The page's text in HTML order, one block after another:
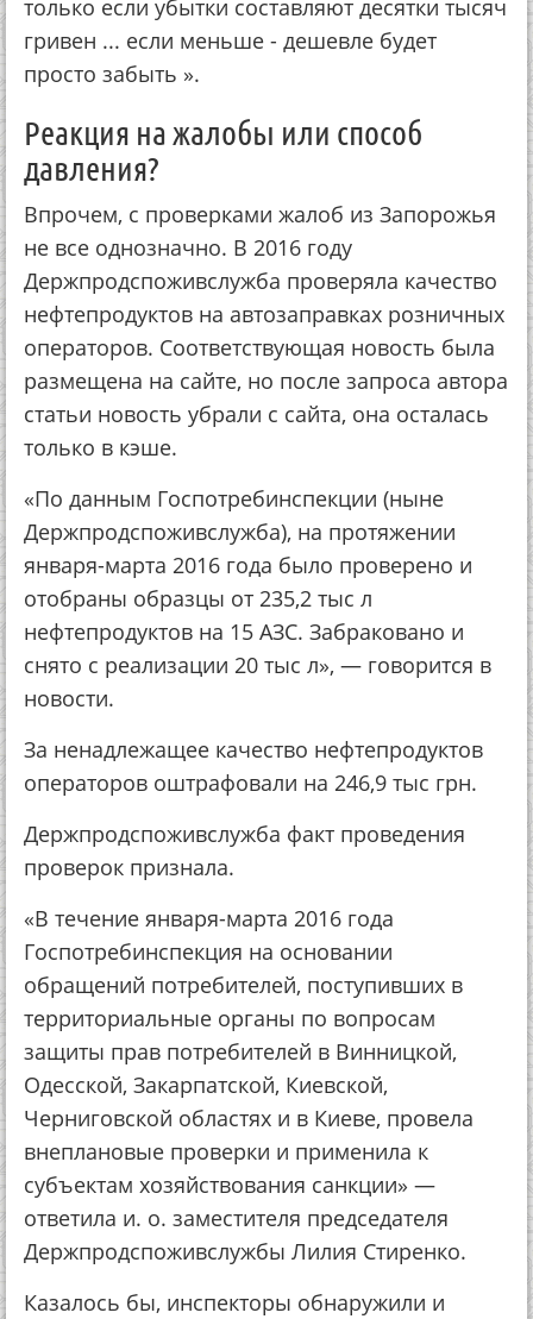
только если убытки составляют десятки тысяч
гривен ... если меньше - дешевле будет
просто забыть ».
Реакция на жалобы или способ
давления?
Впрочем, с проверками жалоб из Запорожья
не все однозначно. В 2016 году
Держпродспоживслужба проверяла качество
нефтепродуктов на автозаправках розничных
операторов. Соответствующая новость была
размещена на сайте, но после запроса автора
статьи новость убрали с сайта, она осталась
только в кэше.
«По данным Госпотребинспекции (ныне
Держпродспоживслужба), на протяжении
января-марта 2016 года было проверено и
отобраны образцы от 235,2 тыс л
нефтепродуктов на 15 АЗС. Забраковано и
снято с реализации 20 тыс л», — говорится в
новости.
За ненадлежащее качество нефтепродуктов
операторов оштрафовали на 246,9 тыс грн.
Держпродспоживслужба факт проведения
проверок признала.
«В течение января-марта 2016 года
Госпотребинспекция на основании
обращений потребителей, поступивших в
территориальные органы по вопросам
защиты прав потребителей в Винницкой,
Одесской, Закарпатской, Киевской,
Черниговской областях и в Киеве, провела
внеплановые проверки и применила к
субъектам хозяйствования санкции» —
ответила и. о. заместителя председателя
Держпродспоживслужбы Лилия Стиренко.
Казалось бы, инспекторы обнаружили и